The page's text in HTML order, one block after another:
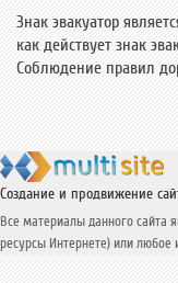
Знак эвакуатор
как действует знак
Соблюдение правил
Создание и продвижение
Все материалы данного сайта
ресурсы Интернете) или любое